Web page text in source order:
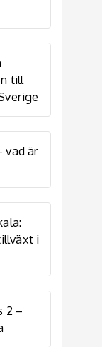
till
vad är
i
2 –